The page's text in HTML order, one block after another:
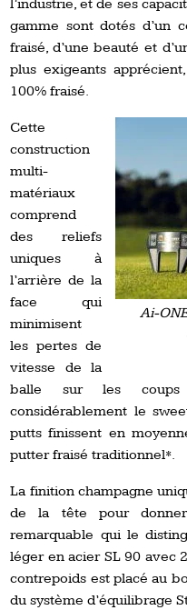
l’industrie, et de ses
gamme sont dotés d’un
fraisé, d’une beauté et
plus exigeants
100% fraisé.
Ai-
Cette
construction
multi-
matériaux
comprend
des reliefs
uniques à
l’arrière de la
face qui
minimisent
les pertes de
vitesse de la
balle sur les coups
considérablement le
putts finissent en
putter fraisé traditionnel*.
La finition champagne
de la tête pour
remarquable qui le
léger en acier SL 90 avec
contrepoids est placé au
du système d’équilibrage